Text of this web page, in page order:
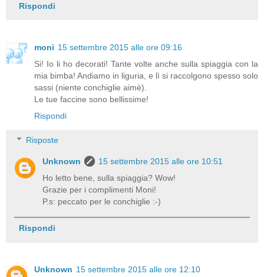
Rispondi
moni 15 settembre 2015 alle ore 09:16
Si! Io li ho decorati! Tante volte anche sulla spiaggia con la
mia bimba! Andiamo in liguria, e lì si raccolgono spesso solo
sassi (niente conchiglie aimè).
Le tue faccine sono bellissime!
Rispondi
Risposte
Unknown
15 settembre 2015 alle ore 10:51
Ho letto bene, sulla spiaggia? Wow!
Grazie per i complimenti Moni!
P.s: peccato per le conchiglie :-)
Rispondi
Unknown 15 settembre 2015 alle ore 12:10